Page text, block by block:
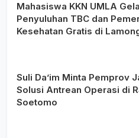
Mahasiswa KKN UMLA
Penyuluhan TBC dan
Kesehatan Gratis di
Suli Da’im Minta Pemprov
Solusi Antrean Operasi di
Soetomo